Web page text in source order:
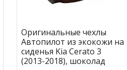
Оригинальные чехлы
Автопилот из экокожи на
сиденья Kia Cerato 3
(2013-2018), шоколад